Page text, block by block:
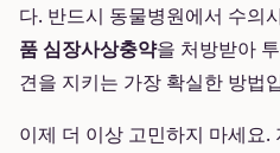
다. 반드시 동물병원에서 수의
품 심장사상충약을 처방받아
견을 지키는 가장 확실한 방법
이제 더 이상 고민하지 마세요.